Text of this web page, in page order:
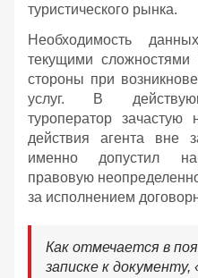
туристического рынка.
Необходимость
текущими
стороны при
услуг. В
туроператор зачастую
действия агента вне
именно допустил
правовую
за исполнением
Как отмечается в
записке к документу,